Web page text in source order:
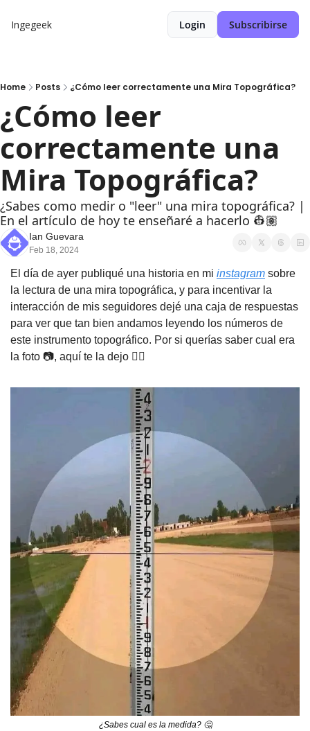
Ingegeek Login Subscribirse
Home Posts ¿Cómo leer correctamente una Mira Topográfica?
¿Cómo leer
correctamente una
Mira Topográfica?
¿Sabes como medir o "leer" una mira topográfica? |
En el artículo de hoy te enseñaré a hacerlo 👷🏽
Ian Guevara
Feb 18, 2024
El día de ayer publiqué una historia en mi instagram sobre
la lectura de una mira topográfica, y para incentivar la
interacción de mis seguidores dejé una caja de respuestas
para ver que tan bien andamos leyendo los números de
este instrumento topográfico. Por si querías saber cual era
la foto 📷, aquí te la dejo 👇🏽
¿Sabes cual es la medida? 🤔